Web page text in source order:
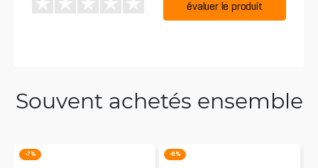
évaluer le produit
Souvent achetés ensemble
-7 % -6 %